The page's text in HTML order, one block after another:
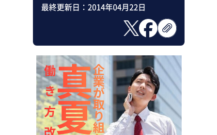
最終更新日： 2014年04月22日